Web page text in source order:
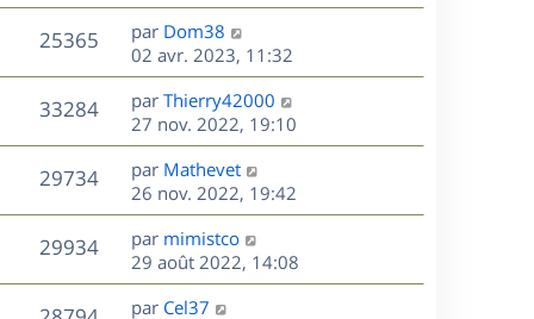
a
g
e
s
s
a
g
e
e
r
m
e
s
s
a
g
e
u
r
n
i
e
r
m
e
s
s
a
g
e
25365V
u
D
e
r
n
i
e
r
m
e
s
s
a
par Dom38
02 avr. 2023, 11:32
33284V
u
D
e
r
n
i
e
r
m
e
s
par Thierry42000
27 nov. 2022, 19:10
29734V
u
D
e
r
n
i
e
r
par Mathevet
26 nov. 2022, 19:42
29934V
u
D
e
r
n
par mimistco
29 août 2022, 14:08
D
par Cel37